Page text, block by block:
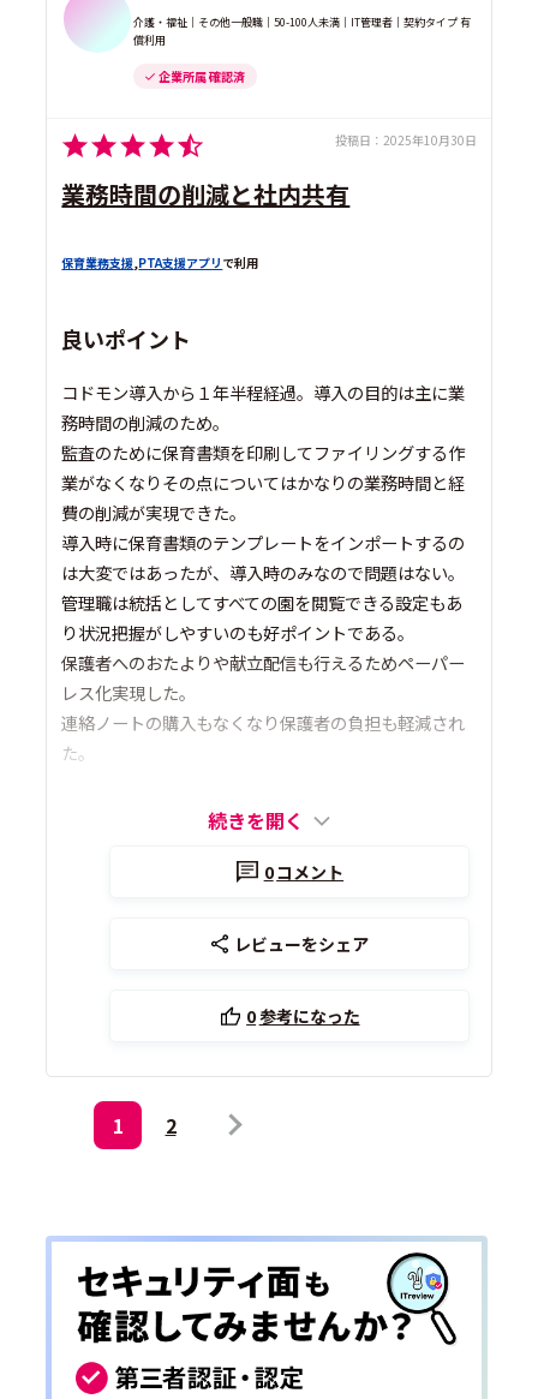
介護・福祉｜その他一般職｜50-100人未満｜IT管理者｜契約タイプ 有
償利用
企業所属 確認済
投稿日： 2025年10月30日
業務時間の削減と社内共有
保育業務支援,PTA支援アプリ で利用
良いポイント
コドモン導入から１年半程経過。導入の目的は主に業
務時間の削減のため。
監査のために保育書類を印刷してファイリングする作
業がなくなりその点についてはかなりの業務時間と経
費の削減が実現できた。
導入時に保育書類のテンプレートをインポートするの
は大変ではあったが、導入時のみなので問題はない。
管理職は統括としてすべての園を閲覧できる設定もあ
り状況把握がしやすいのも好ポイントである。
保護者へのおたよりや献立配信も行えるためペーパー
レス化実現した。
連絡ノートの購入もなくなり保護者の負担も軽減され
た。
続きを開く
0コメント
レビューをシェア
0参考になった
1 2